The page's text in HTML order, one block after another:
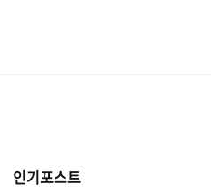
인기포스트